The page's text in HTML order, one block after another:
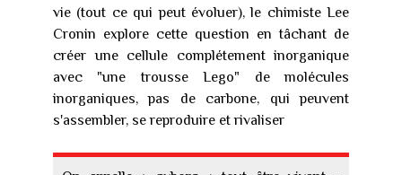
vie (tout ce qui peut évoluer), le chimiste Lee
Cronin explore cette question en tâchant de
créer une cellule complétement inorganique
avec "une trousse Lego" de molécules
inorganiques, pas de carbone, qui peuvent
s'assembler, se reproduire et rivaliser